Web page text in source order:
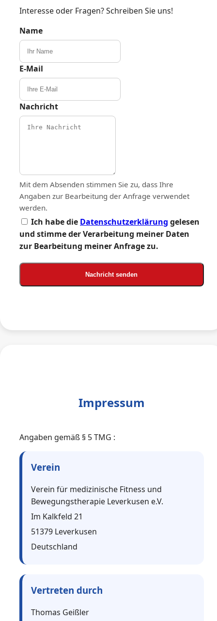
Interesse oder Fragen? Schreiben Sie uns!
Name
E‑Mail
Nachricht
Mit dem Absenden stimmen Sie zu, dass Ihre
Angaben zur Bearbeitung der Anfrage verwendet
werden.
Ich habe die Datenschutzerklärung gelesen
und stimme der Verarbeitung meiner Daten
zur Bearbeitung meiner Anfrage zu.
Nachricht senden
Impressum
Angaben gemäß § 5 TMG :
Verein
Verein für medizinische Fitness und
Bewegungstherapie Leverkusen e.V.
Im Kalkfeld 21
51379 Leverkusen
Deutschland
Vertreten durch
Thomas Geißler